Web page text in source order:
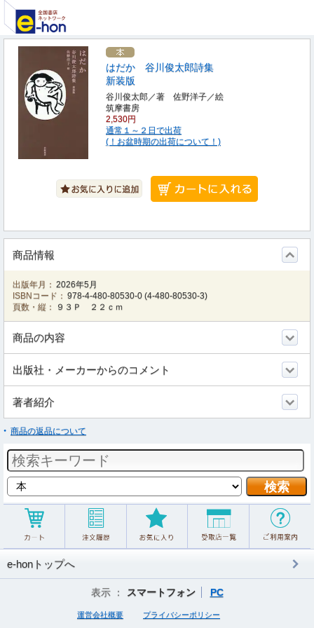
はだか 谷川俊太郎詩集
新装版
谷川俊太郎／著 佐野洋子／絵
筑摩書房
2,530円
通常１～２日で出荷
(！お盆時期の出荷について！)
商品情報
出版年月： 2026年5月
ISBNコード： 978-4-480-80530-0 (4-480-80530-3)
頁数・縦：
９３Ｐ ２２ｃｍ
商品の内容
出版社・メーカーからのコメント
著者紹介
商品の返品について
e-honトップへ
表示 ： スマートフォン PC
運営会社概要 プライバシーポリシー